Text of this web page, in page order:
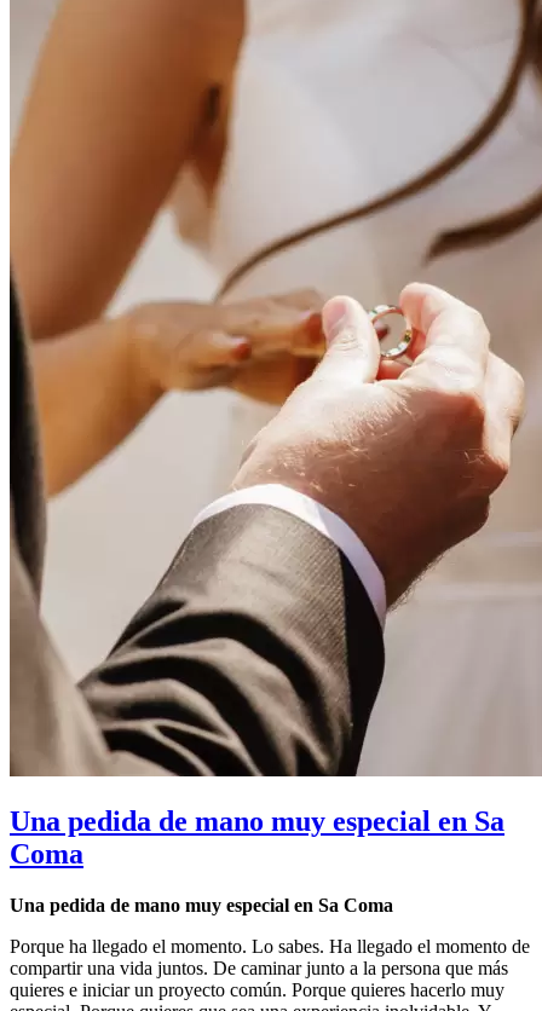
Una pedida de mano muy especial en Sa
Coma
Una pedida de mano muy especial en Sa Coma
Porque ha llegado el momento. Lo sabes. Ha llegado el momento de
compartir una vida juntos. De caminar junto a la persona que más
quieres e iniciar un proyecto común. Porque quieres hacerlo muy